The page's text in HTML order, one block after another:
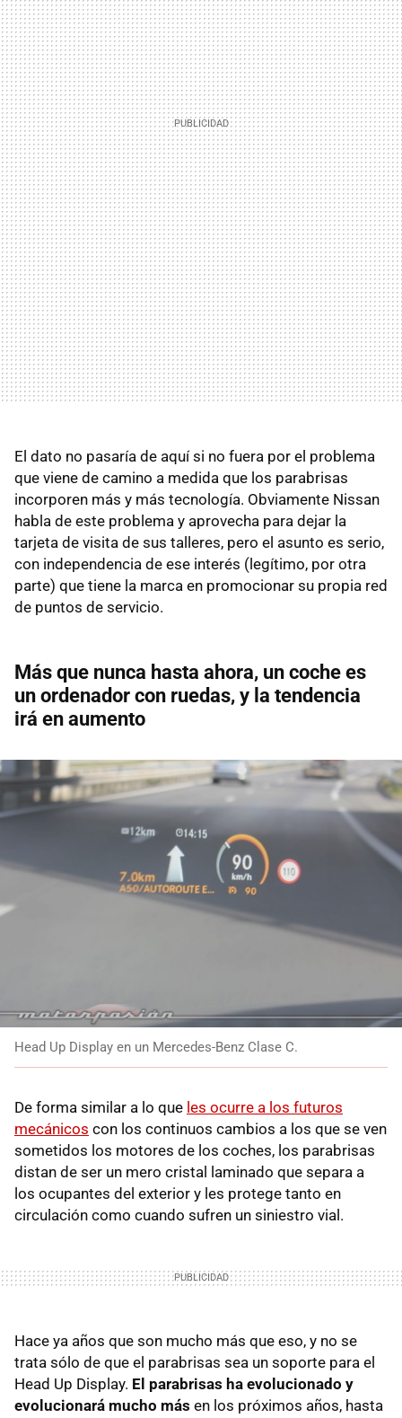
El dato no pasaría de aquí si no fuera por el problema
que viene de camino a medida que los parabrisas
incorporen más y más tecnología. Obviamente Nissan
habla de este problema y aprovecha para dejar la
tarjeta de visita de sus talleres, pero el asunto es serio,
con independencia de ese interés (legítimo, por otra
parte) que tiene la marca en promocionar su propia red
de puntos de servicio.
Más que nunca hasta ahora, un coche es
un ordenador con ruedas, y la tendencia
irá en aumento
Head Up Display en un Mercedes-Benz Clase C.
De forma similar a lo que les ocurre a los futuros
mecánicos con los continuos cambios a los que se ven
sometidos los motores de los coches, los parabrisas
distan de ser un mero cristal laminado que separa a
los ocupantes del exterior y les protege tanto en
circulación como cuando sufren un siniestro vial.
Hace ya años que son mucho más que eso, y no se
trata sólo de que el parabrisas sea un soporte para el
Head Up Display. El parabrisas ha evolucionado y
evolucionará mucho más en los próximos años, hasta